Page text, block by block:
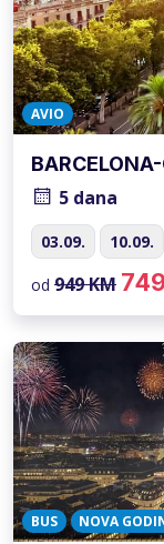
AVIO
5 dana
03.09. 10.09.
od 949 KM
BUS NOVA